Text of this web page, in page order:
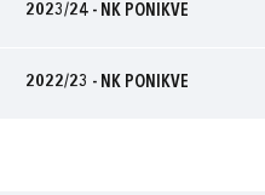
2023/24 - NK PONIKVE
2022/23 - NK PONIKVE